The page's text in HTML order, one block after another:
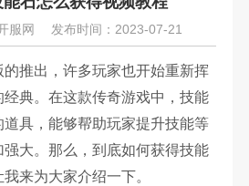
服网 发布时间：2023-07-21
的推出，许多玩家也开始重新挥
典。在这款传奇游戏中，技能
具，能够帮助玩家提升技能等
大。那么，到底如何获得技能
来为大家介绍一下。